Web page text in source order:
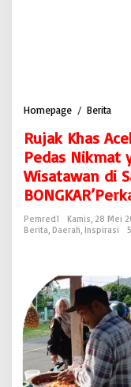
Homepage / Berita
j
a
k
K
h
s
h
M
.
A
m
i
n
B
Rujak Khas
Pedas Nikmat
Wisatawan di
Pemred1
Kamis, 28 Mei
Berita, Daerah, Inspirasi